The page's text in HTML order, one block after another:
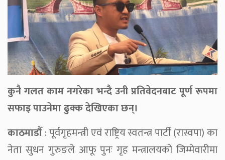
कुनै गलत काम नगरेका भन्दै उनी प्रतिवेदनबाट पूर्ण रूपमा
सफाइ पाउनेमा ढुक्क देखिएका छन्।
काठमाडौँ: पूर्वगृहमन्त्री एवं राष्ट्रिय स्वतन्त्र पार्टी (रास्वपा) का
नेता सुधन गुरुङले आफू पुनः गृह मन्त्रालयको जिम्मेवारीमा